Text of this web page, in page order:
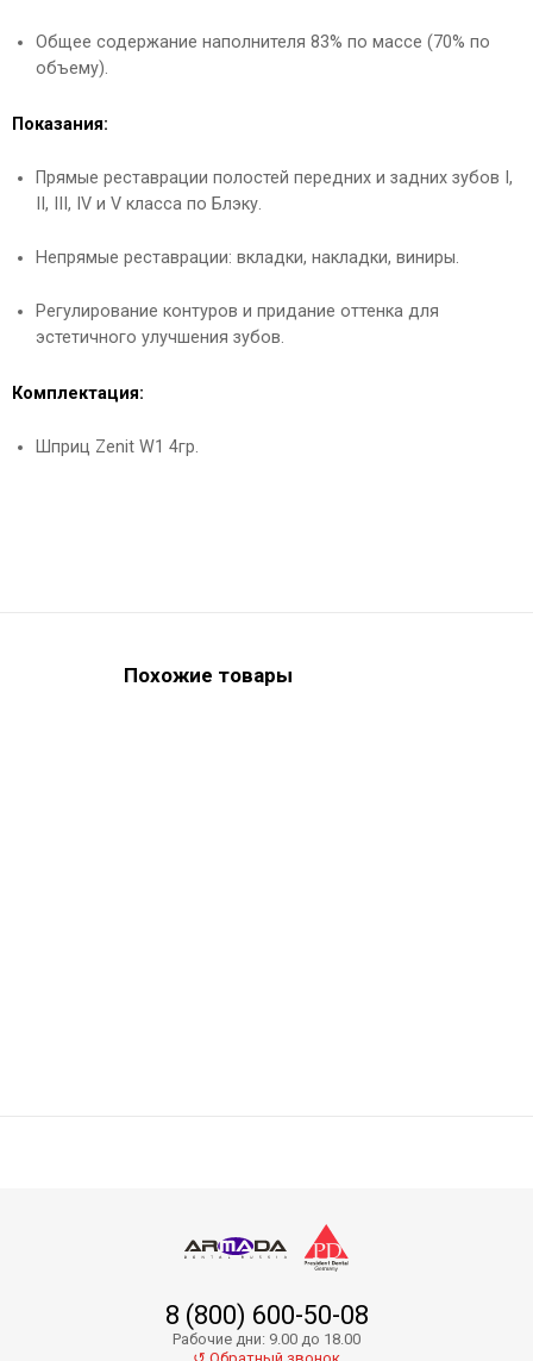
Общее содержание наполнителя 83% по массе (70% по
объему).
Показания:
Прямые реставрации полостей передних и задних зубов I,
II, III, IV и V класса по Блэку.
Непрямые реставрации: вкладки, накладки, виниры.
Регулирование контуров и придание оттенка для
эстетичного улучшения зубов.
Комплектация:
Шприц Zenit W1 4гр.
Похожие товары
Zenit Refill A2O - нанокерамический композит
8 (800) 600-50-08
Рабочие дни: 9.00 до 18.00